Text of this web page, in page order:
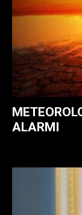
ALARMI